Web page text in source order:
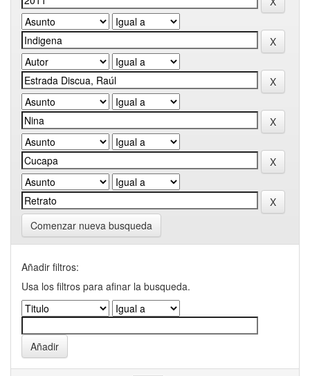
Comenzar nueva busqueda
Añadir filtros:
Usa los filtros para afinar la busqueda.